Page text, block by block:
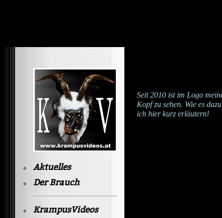
Aktuelles
Der Brauch
KrampusVideos
Seit 2010 ist im Logo
Kopf zu sehen. Wie es
ich hier kurz erläutern!